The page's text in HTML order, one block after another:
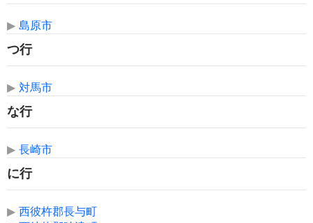
▶ 島原市
つ行
▶ 対馬市
な行
▶ 長崎市
に行
▶ 西彼杵郡長与町